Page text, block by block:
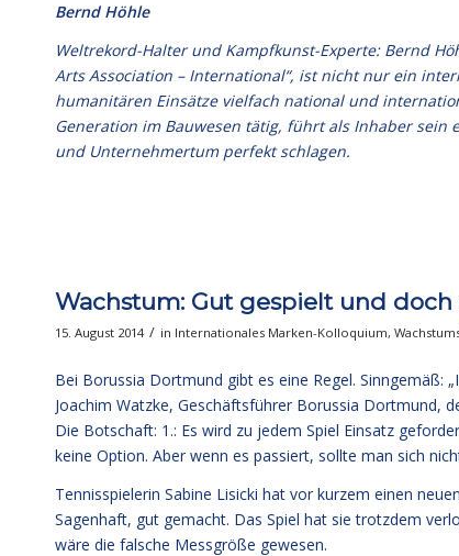
Bernd Höhle
Weltrekord-Halter und Kampfkunst-Experte: Bernd
Arts Association – International“, ist nicht nur ein
humanitären Einsätze vielfach national und
Generation im Bauwesen tätig, führt als Inhaber sein
und Unternehmertum perfekt schlagen.
Wachstum: Gut gespielt und doch
15. August 2014 / in Internationales Marken-Kolloquium,
Bei Borussia Dortmund gibt es eine Regel. Sinngemäß:
Joachim Watzke, Geschäftsführer Borussia Dortmund,
Die Botschaft: 1.: Es wird zu jedem Spiel Einsatz
keine Option. Aber wenn es passiert, sollte man sich
Tennisspielerin Sabine Lisicki hat vor kurzem einen
Sagenhaft, gut gemacht. Das Spiel hat sie trotzdem
wäre die falsche Messgröße gewesen.